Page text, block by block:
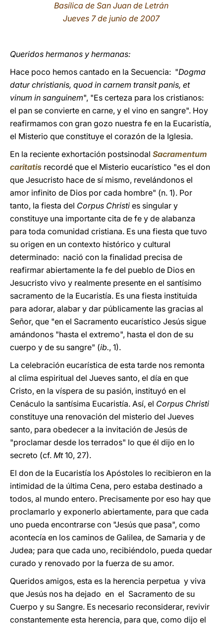
Basílica de San Juan de Letrán
Jueves 7 de junio de 2007
Queridos hermanos y hermanas:
Hace poco hemos cantado en la Secuencia: "Dogma
datur christianis, quod in carnem transit panis, et
vinum in sanguinem", "Es certeza para los cristianos:
el pan se convierte en carne, y el vino en sangre". Hoy
reafirmamos con gran gozo nuestra fe en la Eucaristía,
el Misterio que constituye el corazón de la Iglesia.
En la reciente exhortación postsinodal Sacramentum
caritatis recordé que el Misterio eucarístico "es el don
que Jesucristo hace de sí mismo, revelándonos el
amor infinito de Dios por cada hombre" (n. 1). Por
tanto, la fiesta del Corpus Christi es singular y
constituye una importante cita de fe y de alabanza
para toda comunidad cristiana. Es una fiesta que tuvo
su origen en un contexto histórico y cultural
determinado: nació con la finalidad precisa de
reafirmar abiertamente la fe del pueblo de Dios en
Jesucristo vivo y realmente presente en el santísimo
sacramento de la Eucaristía. Es una fiesta instituida
para adorar, alabar y dar públicamente las gracias al
Señor, que "en el Sacramento eucarístico Jesús sigue
amándonos "hasta el extremo", hasta el don de su
cuerpo y de su sangre" (ib., 1).
La celebración eucarística de esta tarde nos remonta
al clima espiritual del Jueves santo, el día en que
Cristo, en la víspera de su pasión, instituyó en el
Cenáculo la santísima Eucaristía. Así, el Corpus Christi
constituye una renovación del misterio del Jueves
santo, para obedecer a la invitación de Jesús de
"proclamar desde los terrados" lo que él dijo en lo
secreto (cf. Mt10, 27).
El don de la Eucaristía los Apóstoles lo recibieron en la
intimidad de la última Cena, pero estaba destinado a
todos, al mundo entero. Precisamente por eso hay que
proclamarlo y exponerlo abiertamente, para que cada
uno pueda encontrarse con "Jesús que pasa", como
acontecía en los caminos de Galilea, de Samaria y de
Judea; para que cada uno, recibiéndolo, pueda quedar
curado y renovado por la fuerza de su amor.
Queridos amigos, esta es la herencia perpetua y viva
que Jesús nos ha dejado en el Sacramento de su
Cuerpo y su Sangre. Es necesario reconsiderar, revivir
constantemente esta herencia, para que, como dijo el